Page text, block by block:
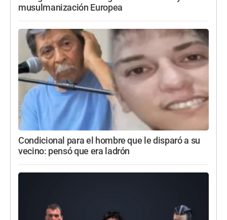
musulmanización Europea
Condicional para el hombre que le disparó a su
vecino: pensó que era ladrón